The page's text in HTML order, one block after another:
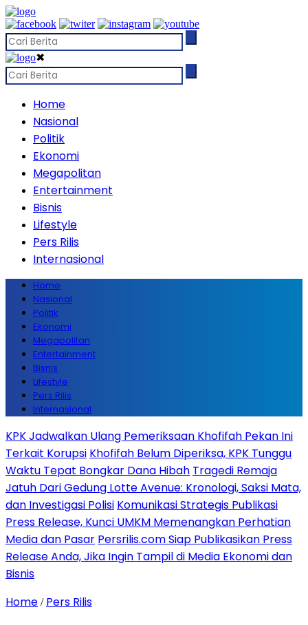
✖
Home
Nasional
Politik
Ekonomi
Megapolitan
Entertainment
Bisnis
Lifestyle
Pers Rilis
Internasional
Home
Nasional
Politik
Ekonomi
Megapolitan
Entertainment
Bisnis
Lifestyle
Pers Rilis
Internasional
KPK Jadwalkan Ulang Pemeriksaan Khofifah Pekan Ini
Terkait Korupsi Khofifah Belum Diperiksa, KPK Tunggu
Waktu Tepat Bongkar Dana Hibah Tragedi Remaja
Jatuh Dari Gedung Lotte Avenue: Kronologi, Saksi Mata,
dan Investigasi Polisi Komunikasi Strategis Publikasi
Press Release, Kunci UMKM Memenangkan Perhatian
Media dan Pasar Persrilis.com Siap Publikasikan Press
Release Anda, Jika Ingin Tampil di Media Ekonomi dan
Bisnis
Home / Pers Rilis